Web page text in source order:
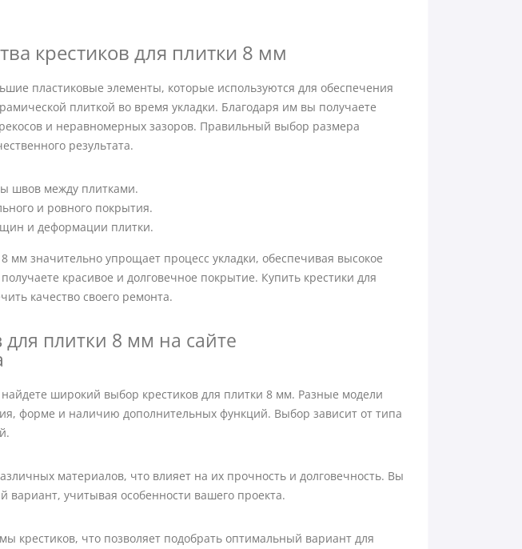
крестиков для плитки 8 мм
пластиковые элементы, которые используются для обеспечения
плиткой во время укладки. Благодаря им вы получаете
и неравномерных зазоров. Правильный выбор размера
результата.
швов между плитками.
и ровного покрытия.
и деформации плитки.
мм значительно упрощает процесс укладки, обеспечивая высокое
красивое и долговечное покрытие. Купить крестики для
качество своего ремонта.
плитки 8 мм на сайте
широкий выбор крестиков для плитки 8 мм. Разные модели
форме и наличию дополнительных функций. Выбор зависит от типа
материалов, что влияет на их прочность и долговечность. Вы
учитывая особенности вашего проекта.
крестиков, что позволяет подобрать оптимальный вариант для